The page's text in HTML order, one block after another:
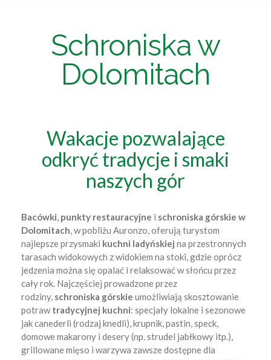
Schroniska w
Dolomitach
Wakacje pozwalające
odkryć tradycje i smaki
naszych gór
Bacówki, punkty restauracyjne i schroniska górskie w
Dolomitach, w pobliżu Auronzo, oferują turystom
najlepsze przysmaki kuchni ladyńskiej na przestronnych
tarasach widokowych z widokiem na stoki, gdzie oprócz
jedzenia można się opalać i relaksować w słońcu przez
cały rok. Najczęściej prowadzone przez
rodziny, schroniska górskie umożliwiają skosztowanie
potrawtradycyjnej kuchni: specjały lokalne i sezonowe
jak canederli (rodzaj knedli), krupnik, pastin, speck,
domowe makarony i desery (np. strudel jabłkowy itp.),
grillowane mięso i warzywa zawsze dostępne dla